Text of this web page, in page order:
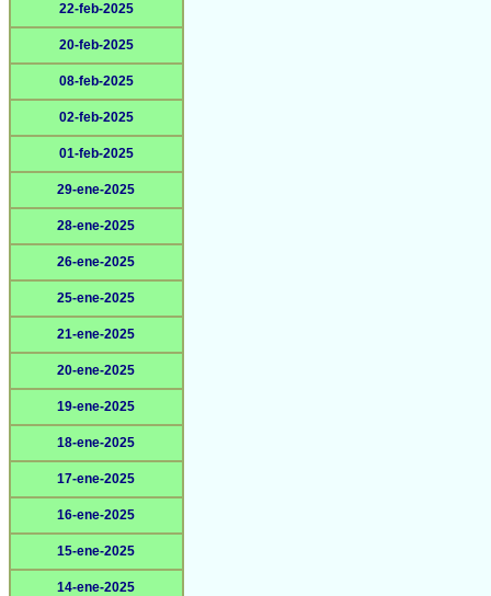
22-feb-2025
20-feb-2025
08-feb-2025
02-feb-2025
01-feb-2025
29-ene-2025
28-ene-2025
26-ene-2025
25-ene-2025
21-ene-2025
20-ene-2025
19-ene-2025
18-ene-2025
17-ene-2025
16-ene-2025
15-ene-2025
14-ene-2025